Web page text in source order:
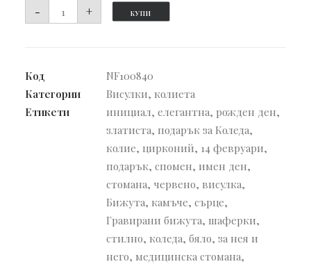
-
количество
за
Diamond
+ КУПИ
Код
NF100840
Категории
Висулки, колиета
Етикети
инициал, елегантна, рожден ден,
златиста, подарък за Коледа,
колие, цирконий, 14 февруари,
подарък, спомен, имен ден,
стомана, червено, висулка,
Бижута, камъче, сърце,
Гравирани бижута, шаферки,
стилно, коледа, бяло, за нея и
него, медицинска стомана,